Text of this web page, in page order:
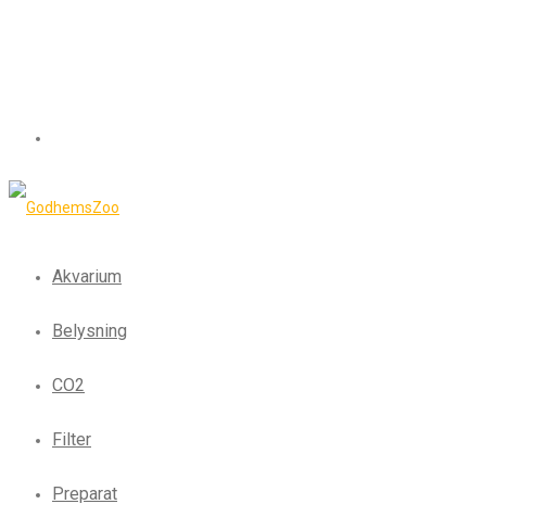
Akvarium
Belysning
CO2
Filter
Preparat